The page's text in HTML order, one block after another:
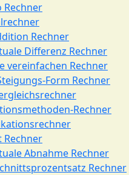
Rechner
Rechner
Differenz Rechner
vereinfachen Rechner
Form Rechner
Rechner
Rechner
Abnahme Rechner
Rechner